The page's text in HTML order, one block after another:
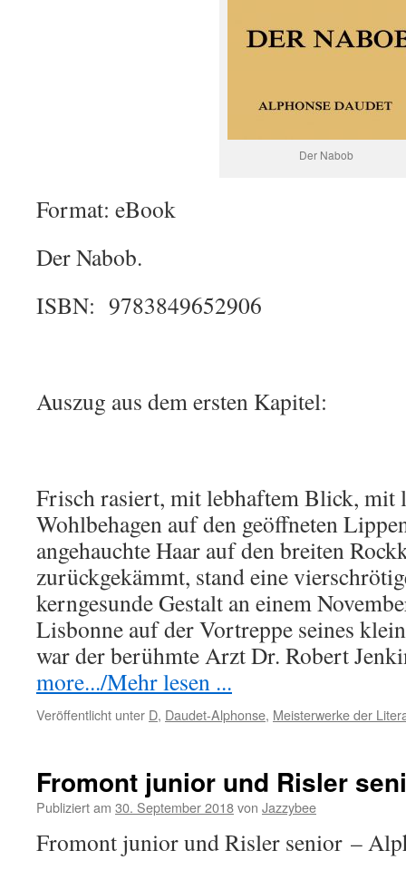
Der Nabob
Format: eBook
Der Nabob.
ISBN: 9783849652906
Auszug aus dem ersten Kapitel:
Frisch rasiert, mit lebhaftem Blick, mit
Wohlbehagen auf den geöffneten
angehauchte Haar auf den breiten
zurückgekämmt, stand eine
kerngesunde Gestalt an einem
Lisbonne auf der Vortreppe seines
war der berühmte Arzt Dr. Robert
more.../Mehr lesen ...
Veröffentlicht unter D, Daudet-Alphonse, Meisterwerke der
Fromont junior und Risler
Publiziert am 30. September 2018von Jazzybee
Fromont junior und Risler senior –